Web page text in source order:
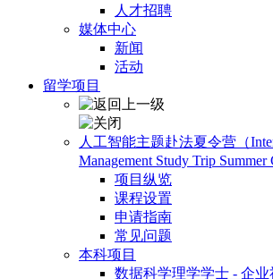
人才招聘
媒体中心
新闻
活动
留学项目
人工智能主题赴法夏令营（
Management Study Trip Summer
项目纵览
课程设置
申请指南
常见问题
本科项目
数据科学理学学士 - 企